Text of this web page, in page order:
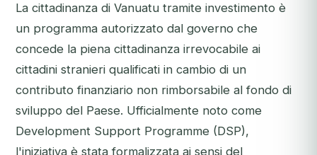
La cittadinanza di Vanuatu tramite investimento è
un programma autorizzato dal governo che
concede la piena cittadinanza irrevocabile ai
cittadini stranieri qualificati in cambio di un
contributo finanziario non rimborsabile al fondo di
sviluppo del Paese. Ufficialmente noto come
Development Support Programme (DSP),
l'iniziativa è stata formalizzata ai sensi del